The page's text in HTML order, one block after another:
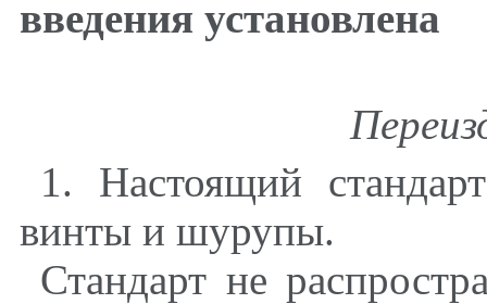
введения установлена
1. Настоящий
винты и шурупы.
Стандарт не